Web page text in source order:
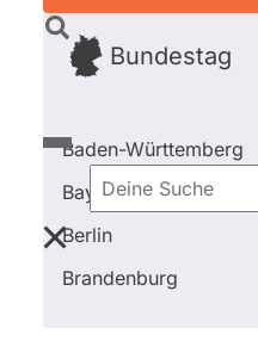
Bundestag
Baden-Württemberg
Bayern
Berlin
Brandenburg
Deine
Suche
Startseite Frage stellen